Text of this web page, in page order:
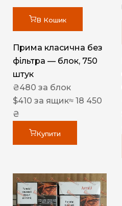
В Кошик
Прима класична без
фільтра — блок, 750
штук
₴480 за блок
$410 за ящик≈ 18 450
₴
Купити